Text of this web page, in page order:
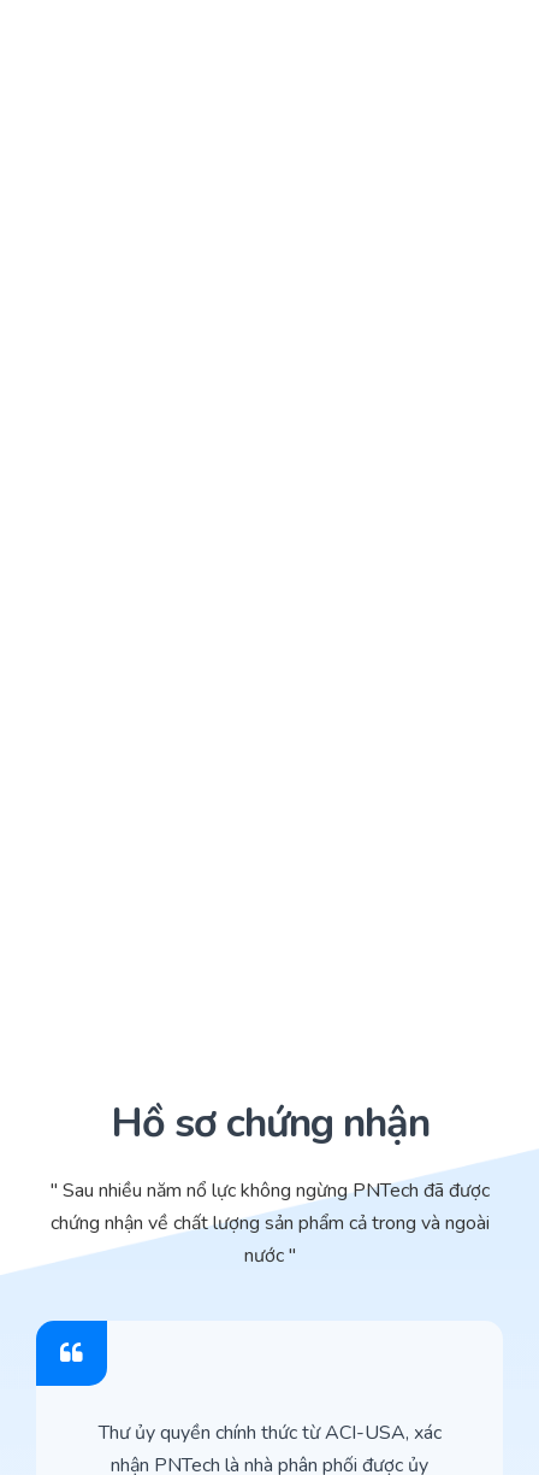
Hồ sơ chứng nhận
" Sau nhiều năm nổ lực không ngừng PNTech đã được
chứng nhận về chất lượng sản phẩm cả trong và ngoài
nước "
Thư ủy quyền chính thức từ ACI-USA, xác
nhận PNTech là nhà phân phối được ủy